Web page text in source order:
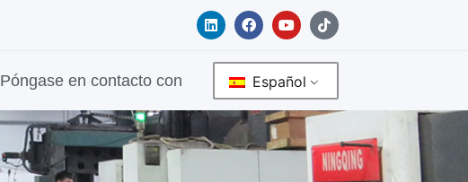
L
i
k
i
n
F
a
e
b
o
o
k
Y
o
t
u
b
e
T
i
t
Póngase en contacto con Español